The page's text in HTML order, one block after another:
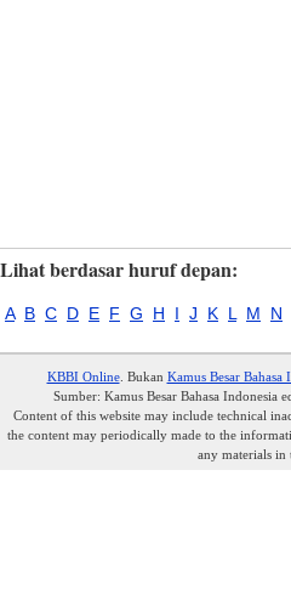
Lihat berdasar huruf depan:
A B C D E F G H I J K L M N
KBBI Online. Bukan Kamus Besar Bahasa
Sumber: Kamus Besar Bahasa Indonesia
Content of this website may include technical
the content may periodically made to the
any materials in